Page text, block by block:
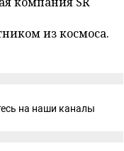
из космоса.
на наши каналы